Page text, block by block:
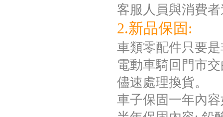
客服人員與消費
2.新品保固:
車類零配件只要
電動車騎回門市
儘速處理換貨。
車子保固一年